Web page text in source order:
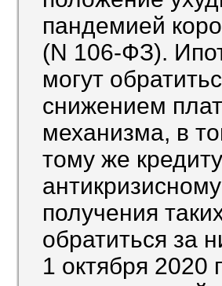
пандемией
(N 106-ФЗ).
могут
снижением
механизма, в
тому же
получения
обратиться за
1 октября 2020